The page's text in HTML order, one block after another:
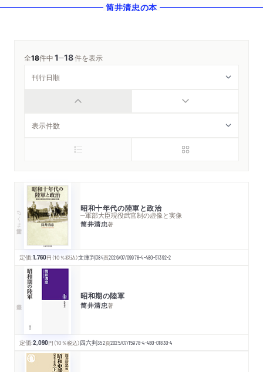
筒井清忠の本
全18件中1─18件を表示
ちくま学芸文庫 昭和十年代の陸軍と政治
─軍部大臣現役武官制の虚像と実像
筒井清忠著
定価:1,760円 （10％税込）文庫判384頁2026/07/09978-4-480-51392-2
昭和期の陸軍
筒井清忠著
定価:2,090円 （10％税込）四六判352頁2025/07/15978-4-480-01830-4